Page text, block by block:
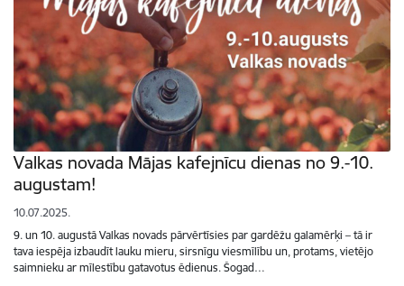
Valkas novada Mājas kafejnīcu dienas no 9.-10.
augustam!
10.07.2025.
9. un 10. augustā Valkas novads pārvērtīsies par gardēžu galamērķi – tā ir
tava iespēja izbaudīt lauku mieru, sirsnīgu viesmīlību un, protams, vietējo
saimnieku ar mīlestību gatavotus ēdienus. Šogad…